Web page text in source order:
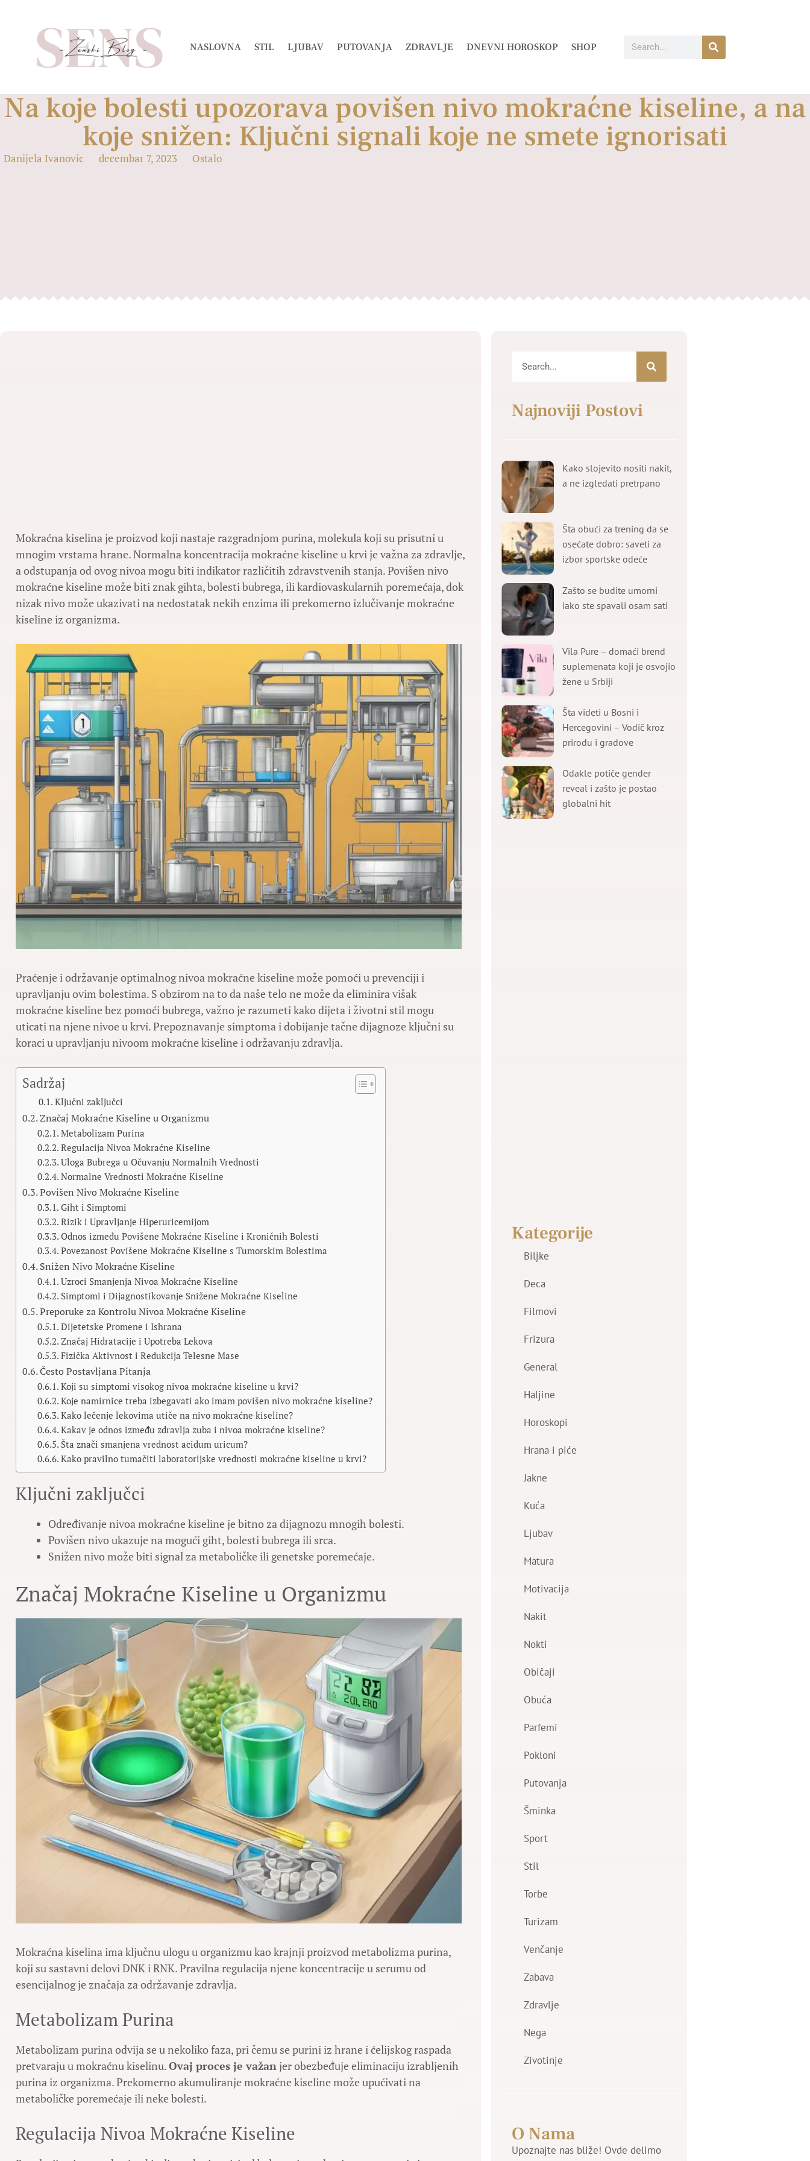
NASLOVNA STIL LJUBAV PUTOVANJA ZDRAVLJE DNEVNI HOROSKOP SHOP
Na koje bolesti upozorava povišen nivo mokraćne kiseline, a na
koje snižen: Ključni signali koje ne smete ignorisati
Danijela Ivanovic decembar 7, 2023 Ostalo
Mokraćna kiselina je proizvod koji nastaje razgradnjom purina, molekula koji su prisutni u
mnogim vrstama hrane. Normalna koncentracija mokraćne kiseline u krvi je važna za zdravlje,
a odstupanja od ovog nivoa mogu biti indikator različitih zdravstvenih stanja. Povišen nivo
mokraćne kiseline može biti znak gihta, bolesti bubrega, ili kardiovaskularnih poremećaja, dok
nizak nivo može ukazivati na nedostatak nekih enzima ili prekomerno izlučivanje mokraćne
kiseline iz organizma.
Praćenje i održavanje optimalnog nivoa mokraćne kiseline može pomoći u prevenciji i
upravljanju ovim bolestima. S obzirom na to da naše telo ne može da eliminira višak
mokraćne kiseline bez pomoći bubrega, važno je razumeti kako dijeta i životni stil mogu
uticati na njene nivoe u krvi. Prepoznavanje simptoma i dobijanje tačne dijagnoze ključni su
koraci u upravljanju nivoom mokraćne kiseline i održavanju zdravlja.
Sadržaj
Ključni zaključci
Značaj Mokraćne Kiseline u Organizmu
Metabolizam Purina
Regulacija Nivoa Mokraćne Kiseline
Uloga Bubrega u Očuvanju Normalnih Vrednosti
Normalne Vrednosti Mokraćne Kiseline
Povišen Nivo Mokraćne Kiseline
Giht i Simptomi
Rizik i Upravljanje Hiperuricemijom
Odnos između Povišene Mokraćne Kiseline i Kroničnih Bolesti
Povezanost Povišene Mokraćne Kiseline s Tumorskim Bolestima
Snižen Nivo Mokraćne Kiseline
Uzroci Smanjenja Nivoa Mokraćne Kiseline
Simptomi i Dijagnostikovanje Snižene Mokraćne Kiseline
Preporuke za Kontrolu Nivoa Mokraćne Kiseline
Dijetetske Promene i Ishrana
Značaj Hidratacije i Upotreba Lekova
Fizička Aktivnost i Redukcija Telesne Mase
Često Postavljana Pitanja
Koji su simptomi visokog nivoa mokraćne kiseline u krvi?
Koje namirnice treba izbegavati ako imam povišen nivo mokraćne kiseline?
Kako lečenje lekovima utiče na nivo mokraćne kiseline?
Kakav je odnos između zdravlja zuba i nivoa mokraćne kiseline?
Šta znači smanjena vrednost acidum uricum?
Kako pravilno tumačiti laboratorijske vrednosti mokraćne kiseline u krvi?
Ključni zaključci
Određivanje nivoa mokraćne kiseline je bitno za dijagnozu mnogih bolesti.
Povišen nivo ukazuje na mogući giht, bolesti bubrega ili srca.
Snižen nivo može biti signal za metaboličke ili genetske poremećaje.
Značaj Mokraćne Kiseline u Organizmu
Mokraćna kiselina ima ključnu ulogu u organizmu kao krajnji proizvod metabolizma purina,
koji su sastavni delovi DNK i RNK. Pravilna regulacija njene koncentracije u serumu od
esencijalnog je značaja za održavanje zdravlja.
Metabolizam Purina
Metabolizam purina odvija se u nekoliko faza, pri čemu se purini iz hrane i ćelijskog raspada
pretvaraju u mokraćnu kiselinu.Ovaj proces je važanjer obezbeđuje eliminaciju izrabljenih
purina iz organizma. Prekomerno akumuliranje mokraćne kiseline može upućivati na
metaboličke poremećaje ili neke bolesti.
Regulacija Nivoa Mokraćne Kiseline
Najnoviji Postovi
Kako slojevito nositi nakit,
a ne izgledati pretrpano
Šta obući za trening da se
osećate dobro: saveti za
izbor sportske odeće
Zašto se budite umorni
iako ste spavali osam sati
Vila Pure – domaći brend
suplemenata koji je osvojio
žene u Srbiji
Šta videti u Bosni i
Hercegovini – Vodič kroz
prirodu i gradove
Odakle potiče gender
reveal i zašto je postao
globalni hit
Kategorije
Biljke
Deca
Filmovi
Frizura
General
Haljine
Horoskopi
Hrana i piće
Jakne
Kuća
Ljubav
Matura
Motivacija
Nakit
Nokti
Običaji
Obuća
Parfemi
Pokloni
Putovanja
Šminka
Sport
Stil
Torbe
Turizam
Venčanje
Zabava
Zdravlje
Nega
Zivotinje
O Nama
Upoznajte nas bliže! Ovde delimo